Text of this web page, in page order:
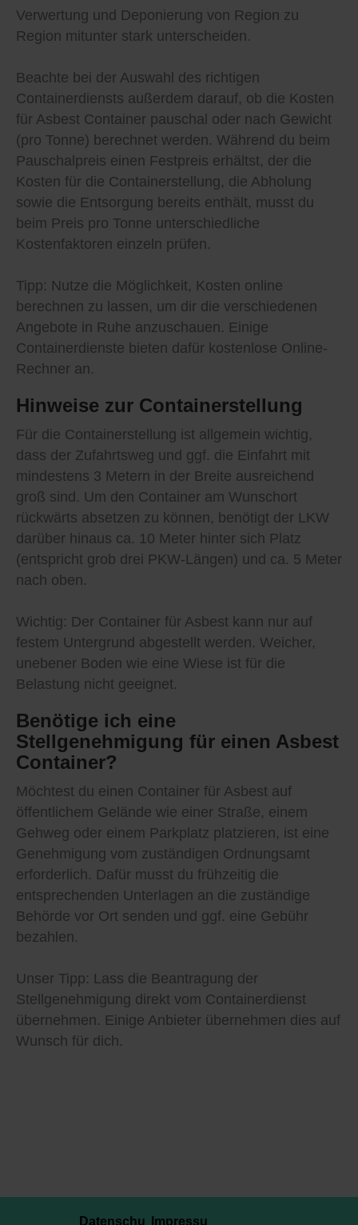
Verwertung und Deponierung von Region zu
Region mitunter stark unterscheiden.
Beachte bei der Auswahl des richtigen
Containerdiensts außerdem darauf, ob die Kosten
für Asbest Container pauschal oder nach Gewicht
(pro Tonne) berechnet werden. Während du beim
Pauschalpreis einen Festpreis erhältst, der die
Kosten für die Containerstellung, die Abholung
sowie die Entsorgung bereits enthält, musst du
beim Preis pro Tonne unterschiedliche
Kostenfaktoren einzeln prüfen.
Tipp: Nutze die Möglichkeit, Kosten online
berechnen zu lassen, um dir die verschiedenen
Angebote in Ruhe anzuschauen. Einige
Containerdienste bieten dafür kostenlose Online-
Rechner an.
Hinweise zur Containerstellung
Für die Containerstellung ist allgemein wichtig,
dass der Zufahrtsweg und ggf. die Einfahrt mit
mindestens 3 Metern in der Breite ausreichend
groß sind. Um den Container am Wunschort
rückwärts absetzen zu können, benötigt der LKW
darüber hinaus ca. 10 Meter hinter sich Platz
(entspricht grob drei PKW-Längen) und ca. 5 Meter
nach oben.
Wichtig: Der Container für Asbest kann nur auf
festem Untergrund abgestellt werden. Weicher,
unebener Boden wie eine Wiese ist für die
Belastung nicht geeignet.
Benötige ich eine
Stellgenehmigung für einen Asbest
Container?
Möchtest du einen Container für Asbest auf
öffentlichem Gelände wie einer Straße, einem
Gehweg oder einem Parkplatz platzieren, ist eine
Genehmigung vom zuständigen Ordnungsamt
erforderlich. Dafür musst du frühzeitig die
entsprechenden Unterlagen an die zuständige
Behörde vor Ort senden und ggf. eine Gebühr
bezahlen.
Unser Tipp: Lass die Beantragung der
Stellgenehmigung direkt vom Containerdienst
übernehmen. Einige Anbieter übernehmen dies auf
Wunsch für dich.
Datenschu Impressu